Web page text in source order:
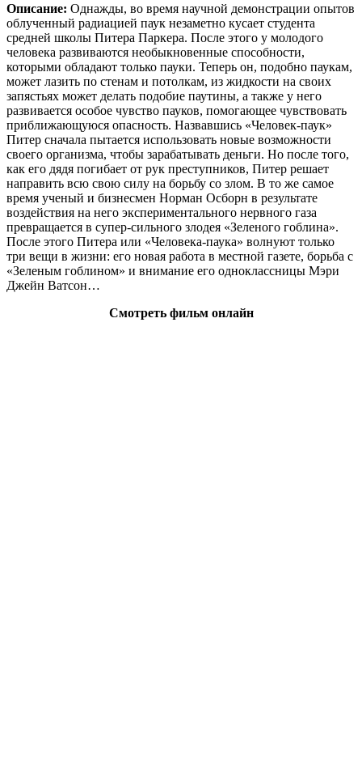
Описание: Однажды, во время научной демонстрации опытов
облученный радиацией паук незаметно кусает студента
средней школы Питера Паркера. После этого у молодого
человека развиваются необыкновенные способности,
которыми обладают только пауки. Теперь он, подобно паукам,
может лазить по стенам и потолкам, из жидкости на своих
запястьях может делать подобие паутины, а также у него
развивается особое чувство пауков, помогающее чувствовать
приближающуюся опасность. Назвавшись «Человек-паук»
Питер сначала пытается использовать новые возможности
своего организма, чтобы зарабатывать деньги. Но после того,
как его дядя погибает от рук преступников, Питер решает
направить всю свою силу на борьбу со злом. В то же самое
время ученый и бизнесмен Норман Осборн в результате
воздействия на него экспериментального нервного газа
превращается в супер-сильного злодея «Зеленого гоблина».
После этого Питера или «Человека-паука» волнуют только
три вещи в жизни: его новая работа в местной газете, борьба с
«Зеленым гоблином» и внимание его одноклассницы Мэри
Джейн Ватсон…
Смотреть фильм онлайн